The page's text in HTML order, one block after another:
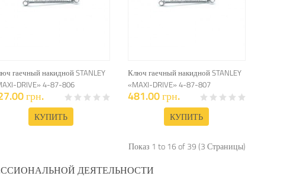
гаечный накидной STANLEY
DRIVE» 4-87-806
грн.
КУПИТЬ
Ключ гаечный накидной STANLEY
«MAXI-DRIVE» 4-87-807
481.00 грн.
КУПИТЬ
Показ 1 to 16 of 39 (3 Страницы)
ДЕЯТЕЛЬНОСТИ